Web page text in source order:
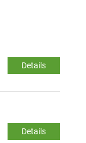
Details
Details